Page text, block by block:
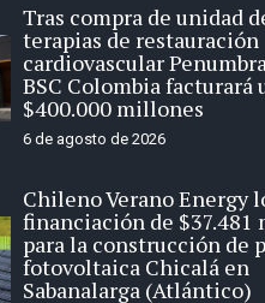
Tras compra de unidad
terapias de restauración
cardiovascular
BSC Colombia facturará
$400.000 millones
6 de agosto de 2026
Chileno Verano Energy
financiación de $37.481
para la construcción de
fotovoltaica Chicalá en
Sabanalarga (Atlántico)